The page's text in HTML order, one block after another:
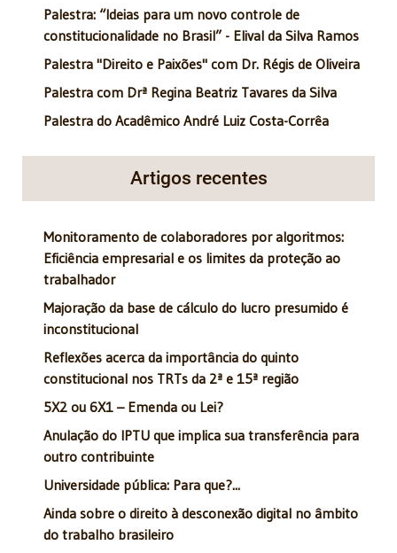
Palestra: “Ideias para um novo controle de
constitucionalidade no Brasil” - Elival da Silva Ramos
Palestra "Direito e Paixões" com Dr. Régis de Oliveira
Palestra com Drª Regina Beatriz Tavares da Silva
Palestra do Acadêmico André Luiz Costa-Corrêa
Artigos recentes
Monitoramento de colaboradores por algoritmos:
Eficiência empresarial e os limites da proteção ao
trabalhador
Majoração da base de cálculo do lucro presumido é
inconstitucional
Reflexões acerca da importância do quinto
constitucional nos TRTs da 2ª e 15ª região
5X2 ou 6X1 – Emenda ou Lei?
Anulação do IPTU que implica sua transferência para
outro contribuinte
Universidade pública: Para que?...
Ainda sobre o direito à desconexão digital no âmbito
do trabalho brasileiro